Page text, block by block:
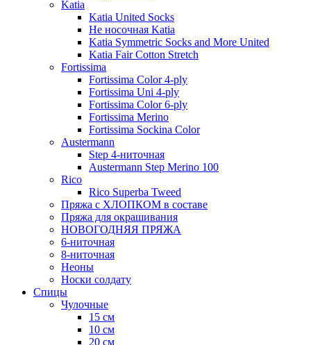
Katia
Katia United Socks
Не носочная Katia
Katia Symmetric Socks and More United
Katia Fair Cotton Stretch
Fortissima
Fortissima Color 4-ply
Fortissima Uni 4-ply
Fortissima Color 6-ply
Fortissima Merino
Fortissima Sockina Color
Austermann
Step 4-ниточная
Austermann Step Merino 100
Rico
Rico Superba Tweed
Пряжа с ХЛОПКОМ в составе
Пряжа для окрашивания
НОВОГОДНЯЯ ПРЯЖА
6-ниточная
8-ниточная
Неоны
Носки солдату
Спицы
Чулочные
15 см
10 см
20 см